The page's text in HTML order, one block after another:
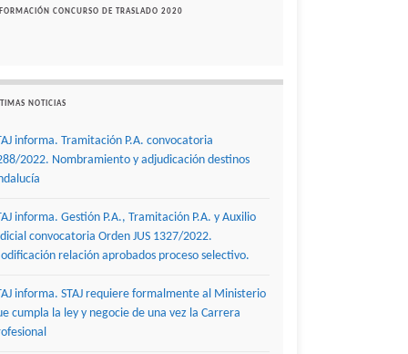
CONCURSO DE TRASLADO 2020
NOTICIAS
informa. Tramitación P.A. convocatoria
2022. Nombramiento y adjudicación destinos
informa. Gestión P.A., Tramitación P.A. y Auxilio
convocatoria Orden JUS 1327/2022.
relación aprobados proceso selectivo.
informa. STAJ requiere formalmente al Ministerio
cumpla la ley y negocie de una vez la Carrera